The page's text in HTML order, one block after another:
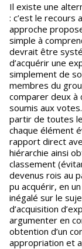
Il existe une
: c’est le recours
approche
simple à
devrait être
d’acquérir une
simplement de
membres du
comparer deux à
soumis aux
partir de toutes
chaque élément
rapport direct
hiérarchie ainsi
classement
devenus rois au
pu acquérir, en
inégalé sur le
d’acquisition
argumenter en
obtention d’un
appropriation et